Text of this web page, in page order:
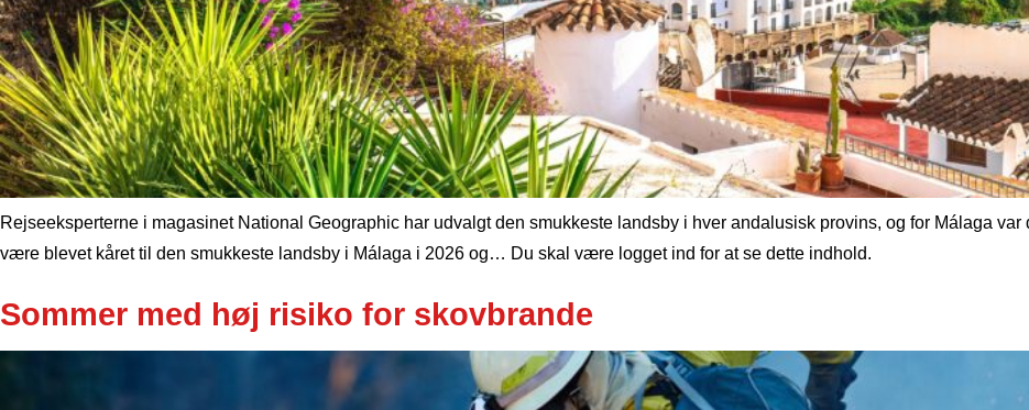
Rejseeksperterne i magasinet National Geographic har udvalgt den smukkeste landsby i hver andalusisk provins, og for Málaga
være blevet kåret til den smukkeste landsby i Málaga i 2026 og… Du skal være logget ind for at se dette indhold.
Sommer med høj risiko for skovbrande